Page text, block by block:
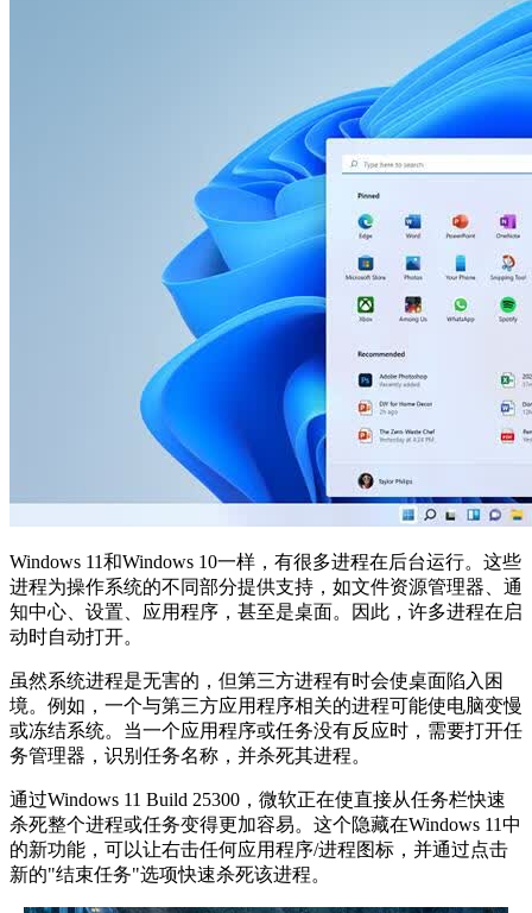
Windows 11和Windows 10一样，有很多进程在后台运行。这些
进程为操作系统的不同部分提供支持，如文件资源管理器、通
知中心、设置、应用程序，甚至是桌面。因此，许多进程在启
动时自动打开。
虽然系统进程是无害的，但第三方进程有时会使桌面陷入困
境。例如，一个与第三方应用程序相关的进程可能使电脑变慢
或冻结系统。当一个应用程序或任务没有反应时，需要打开任
务管理器，识别任务名称，并杀死其进程。
通过Windows 11 Build 25300，微软正在使直接从任务栏快速
杀死整个进程或任务变得更加容易。这个隐藏在Windows 11中
的新功能，可以让右击任何应用程序/进程图标，并通过点击
新的"结束任务"选项快速杀死该进程。